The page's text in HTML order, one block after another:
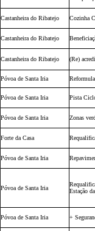
Castanheira do Ribatejo Cozinha
Castanheira do Ribatejo
Castanheira do Ribatejo (Re)
Póvoa de Santa Iria
Póvoa de Santa Iria Pista
Póvoa de Santa Iria Zonas
Forte da Casa
Póvoa de Santa Iria
Póvoa de Santa Iria
Estação
Póvoa de Santa Iria +